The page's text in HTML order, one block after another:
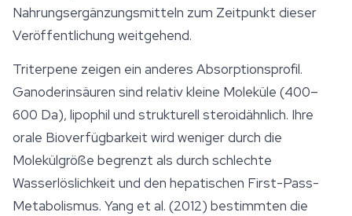
Nahrungsergänzungsmitteln zum Zeitpunkt dieser
Veröffentlichung weitgehend.
Triterpene zeigen ein anderes Absorptionsprofil.
Ganoderinsäuren sind relativ kleine Moleküle (400–
600 Da), lipophil und strukturell steroidähnlich. Ihre
orale Bioverfügbarkeit wird weniger durch die
Molekülgröße begrenzt als durch schlechte
Wasserlöslichkeit und den hepatischen First-Pass-
Metabolismus. Yang et al. (2012) bestimmten die